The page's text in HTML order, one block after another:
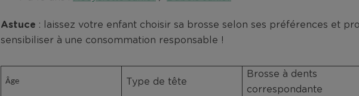
Astuce : laissez votre enfant choisir sa brosse selon ses préférences et
sensibiliser à une consommation responsable !
Âge Type de tête
Brosse à dents
correspondante